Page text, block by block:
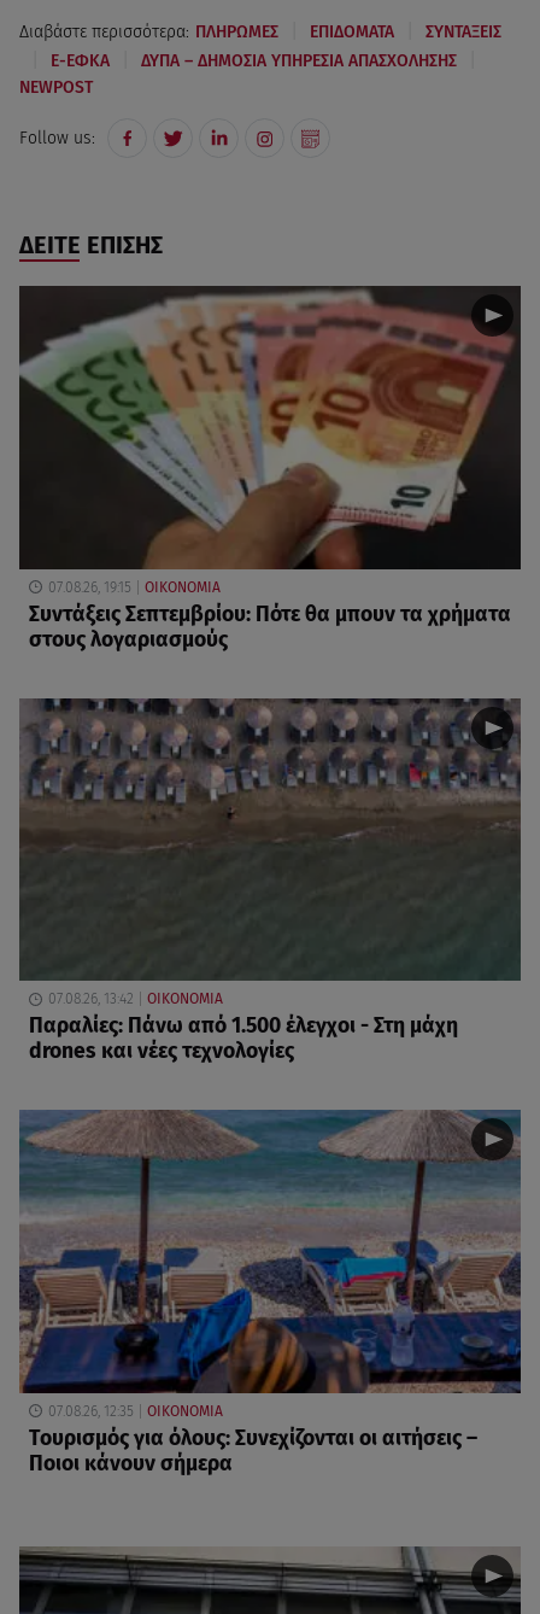
Διαβάστε περισσότερα: ΠΛΗΡΩΜΕΣ ΕΠΙΔΟΜΑΤΑ ΣΥΝΤΑΞΕΙΣ
E-ΕΦΚΑ ΔΥΠΑ – ΔΗΜΟΣΙΑ ΥΠΗΡΕΣΙΑ ΑΠΑΣΧΟΛΗΣΗΣ
NEWPOST
Follow us:
ΔΕΙΤΕ ΕΠΙΣΗΣ
07.08.26, 19:15 ΟΙΚΟΝΟΜΙΑ
Συντάξεις Σεπτεμβρίου: Πότε θα μπουν τα χρήματα
στους λογαριασμούς
07.08.26, 13:42 ΟΙΚΟΝΟΜΙΑ
Παραλίες: Πάνω από 1.500 έλεγχοι - Στη μάχη
drones και νέες τεχνολογίες
07.08.26, 12:35 ΟΙΚΟΝΟΜΙΑ
Τουρισμός για όλους: Συνεχίζονται οι αιτήσεις –
Ποιοι κάνουν σήμερα